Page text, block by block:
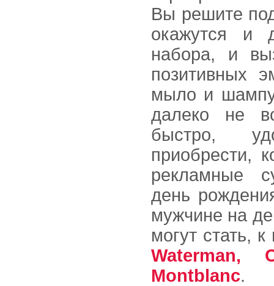
Вы решите
окажутся и
набора, и
позитивных
мыло и
далеко не
быстро,
приобрести,
рекламные
день
мужчине на
могут стать,
Waterman,
Montblanc.